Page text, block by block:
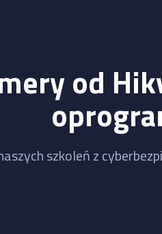
od
szkoleń z